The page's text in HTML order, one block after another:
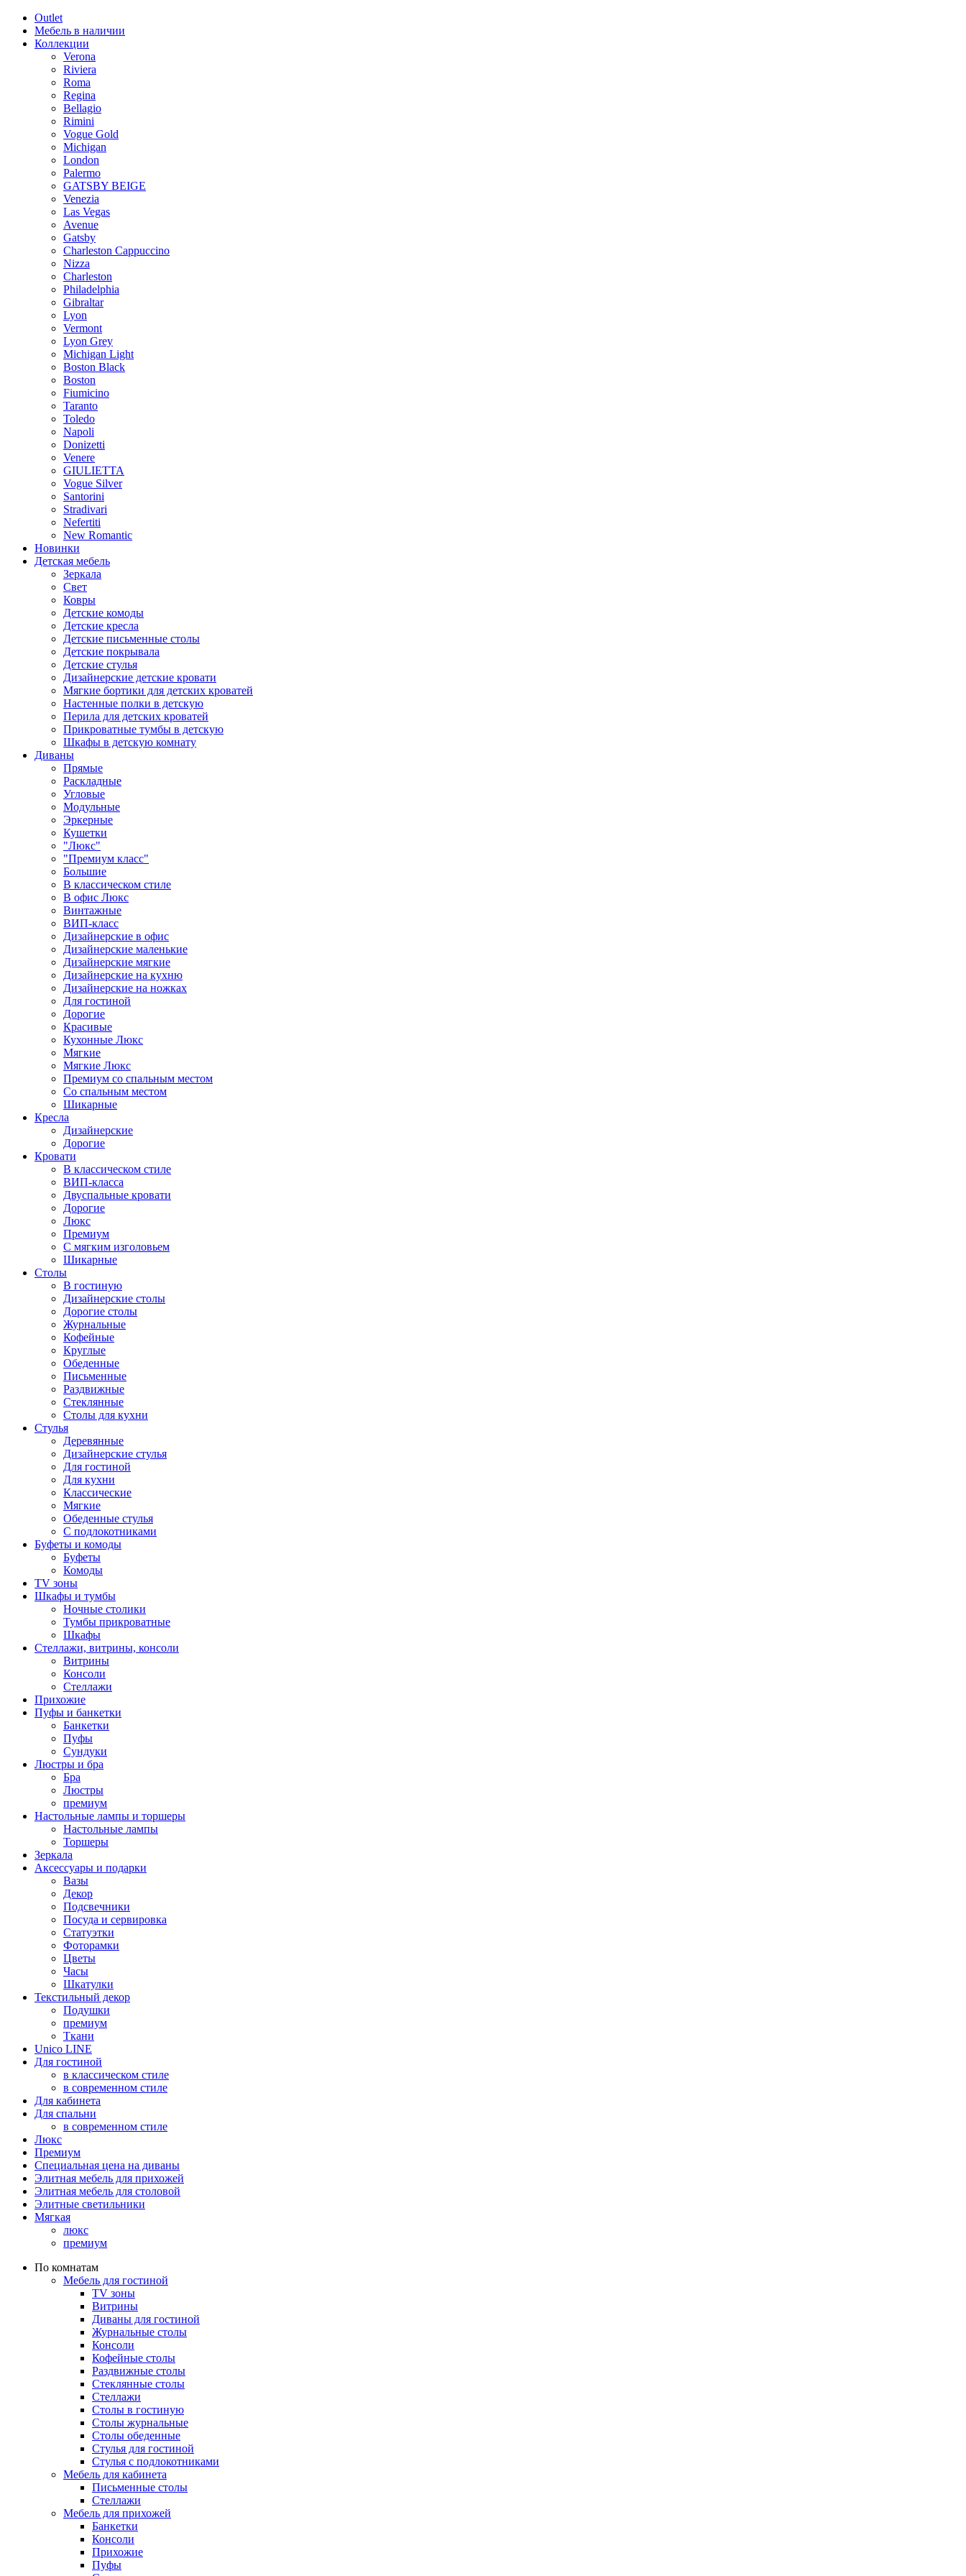
Outlet
Мебель в наличии
Коллекции
Verona
Riviera
Roma
Regina
Bellagio
Rimini
Vogue Gold
Michigan
London
Palermo
GATSBY BEIGE
Venezia
Las Vegas
Avenue
Gatsby
Charleston Cappuccino
Nizza
Charleston
Philadelphia
Gibraltar
Lyon
Vermont
Lyon Grey
Michigan Light
Boston Black
Boston
Fiumicino
Taranto
Toledo
Napoli
Donizetti
Venere
GIULIETTA
Vogue Silver
Santorini
Stradivari
Nefertiti
New Romantic
Новинки
Детская мебель
Зеркала
Свет
Ковры
Детские комоды
Детские кресла
Детские письменные столы
Детские покрывала
Детские стулья
Дизайнерские детские кровати
Мягкие бортики для детских кроватей
Настенные полки в детскую
Перила для детских кроватей
Прикроватные тумбы в детскую
Шкафы в детскую комнату
Диваны
Прямые
Раскладные
Угловые
Модульные
Эркерные
Кушетки
"Люкс"
"Премиум класс"
Большие
В классическом стиле
В офис Люкс
Винтажные
ВИП-класс
Дизайнерские в офис
Дизайнерские маленькие
Дизайнерские мягкие
Дизайнерские на кухню
Дизайнерские на ножках
Для гостиной
Дорогие
Красивые
Кухонные Люкс
Мягкие
Мягкие Люкс
Премиум со спальным местом
Со спальным местом
Шикарные
Кресла
Дизайнерские
Дорогие
Кровати
В классическом стиле
ВИП-класса
Двуспальные кровати
Дорогие
Люкс
Премиум
С мягким изголовьем
Шикарные
Столы
В гостиную
Дизайнерские столы
Дорогие столы
Журнальные
Кофейные
Круглые
Обеденные
Письменные
Раздвижные
Стеклянные
Столы для кухни
Стулья
Деревянные
Дизайнерские стулья
Для гостиной
Для кухни
Классические
Мягкие
Обеденные стулья
С подлокотниками
Буфеты и комоды
Буфеты
Комоды
TV зоны
Шкафы и тумбы
Ночные столики
Тумбы прикроватные
Шкафы
Стеллажи, витрины, консоли
Витрины
Консоли
Стеллажи
Прихожие
Пуфы и банкетки
Банкетки
Пуфы
Сундуки
Люстры и бра
Бра
Люстры
премиум
Настольные лампы и торшеры
Настольные лампы
Торшеры
Зеркала
Аксессуары и подарки
Вазы
Декор
Подсвечники
Посуда и сервировка
Статуэтки
Фоторамки
Цветы
Часы
Шкатулки
Текстильный декор
Подушки
премиум
Ткани
Unico LINE
Для гостиной
в классическом стиле
в современном стиле
Для кабинета
Для спальни
в современном стиле
Люкс
Премиум
Специальная цена на диваны
Элитная мебель для прихожей
Элитная мебель для столовой
Элитные светильники
Мягкая
люкс
премиум
По комнатам
Мебель для гостиной
TV зоны
Витрины
Диваны для гостиной
Журнальные столы
Консоли
Кофейные столы
Раздвижные столы
Стеклянные столы
Стеллажи
Столы в гостиную
Столы журнальные
Столы обеденные
Стулья для гостиной
Стулья с подлокотниками
Мебель для кабинета
Письменные столы
Стеллажи
Мебель для прихожей
Банкетки
Консоли
Прихожие
Пуфы